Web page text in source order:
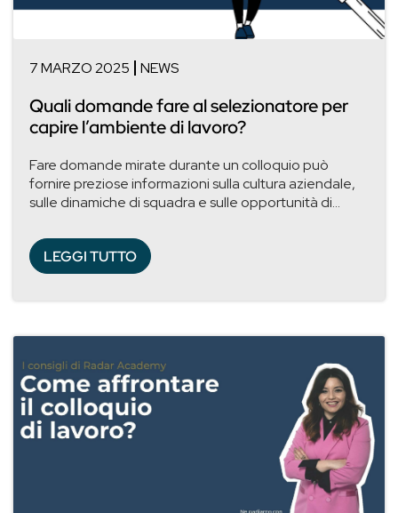
7 MARZO 2025 NEWS
Quali domande fare al selezionatore per
capire l’ambiente di lavoro?
Fare domande mirate durante un colloquio può
fornire preziose informazioni sulla cultura aziendale,
sulle dinamiche di squadra e sulle opportunità di...
LEGGI TUTTO